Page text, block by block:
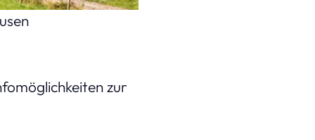
(Bild: Petair – stock.adobe.com )
zur